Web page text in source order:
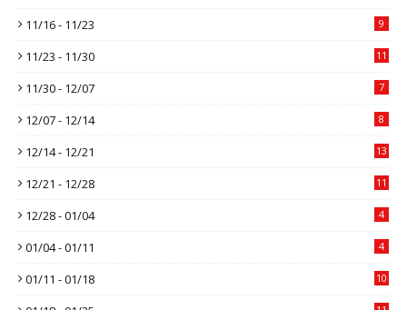
11/16 - 11/23 9
11/23 - 11/30 11
11/30 - 12/07 7
12/07 - 12/14 8
12/14 - 12/21 13
12/21 - 12/28 11
12/28 - 01/04 4
01/04 - 01/11 4
01/11 - 01/18 10